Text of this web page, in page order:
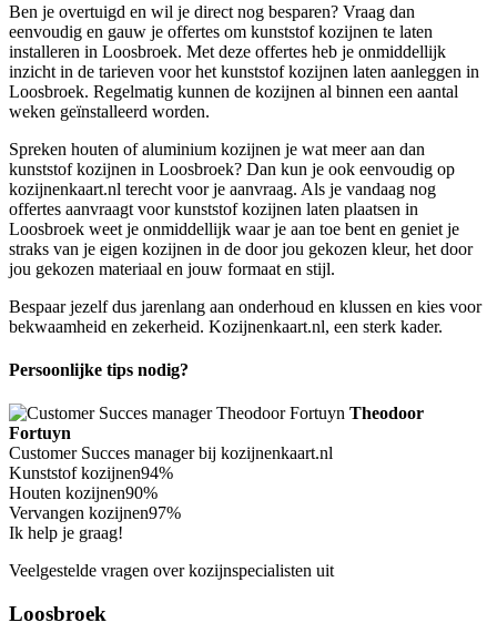
Ben je overtuigd en wil je direct nog besparen? Vraag dan
eenvoudig en gauw je offertes om kunststof kozijnen te laten
installeren in Loosbroek. Met deze offertes heb je onmiddellijk
inzicht in de tarieven voor het kunststof kozijnen laten aanleggen in
Loosbroek. Regelmatig kunnen de kozijnen al binnen een aantal
weken geïnstalleerd worden.
Spreken houten of aluminium kozijnen je wat meer aan dan
kunststof kozijnen in Loosbroek? Dan kun je ook eenvoudig op
kozijnenkaart.nl terecht voor je aanvraag. Als je vandaag nog
offertes aanvraagt voor kunststof kozijnen laten plaatsen in
Loosbroek weet je onmiddellijk waar je aan toe bent en geniet je
straks van je eigen kozijnen in de door jou gekozen kleur, het door
jou gekozen materiaal en jouw formaat en stijl.
Bespaar jezelf dus jarenlang aan onderhoud en klussen en kies voor
bekwaamheid en zekerheid. Kozijnenkaart.nl, een sterk kader.
Persoonlijke tips nodig?
Theodoor
Fortuyn
Customer Succes manager bij kozijnenkaart.nl
Kunststof kozijnen94%
Houten kozijnen90%
Vervangen kozijnen97%
Ik help je graag!
Veelgestelde vragen over kozijnspecialisten uit
Loosbroek